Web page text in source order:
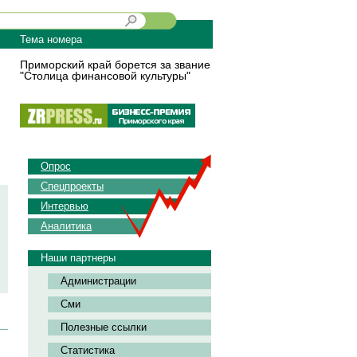
Тема номера
Приморский край борется за звание
"Столица финансовой культуры"
Опрос
Спецпроекты
Интервью
Аналитика
Наши партнеры
Администрации
Сми
Полезные ссылки
Статистика